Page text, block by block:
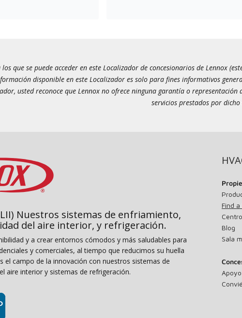
que se puede acceder en este Localizador de concesionarios de Lennox
disponible en este Localizador es solo para fines informativos
usted reconoce que Lennox no ofrece ninguna garantía o
servicios prestados por
LII) Nuestros sistemas de enfriamiento,
del aire interior, y refrigeración.
y a crear entornos cómodos y más saludables para
y comerciales, al tiempo que reducimos su huella
el campo de la innovación con nuestros sistemas de
aire interior y sistemas de refrigeración.
Find
Blog
Sala